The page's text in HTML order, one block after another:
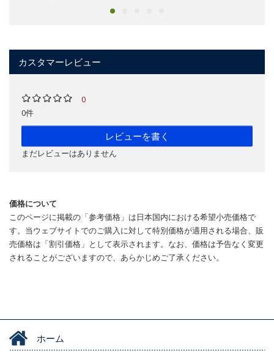
カスタマーレビュー
0
0件
レビューを書く
まだレビューはありません
価格について
このページに掲載の「参考価格」は日本国内における希望小売価格で
す。当ウェブサイトでのご購入に対して特別価格が適用される場合、販
売価格は「割引価格」として表示されます。なお、価格は予告なく変更
されることがございますので、あらかじめご了承ください。
ホーム